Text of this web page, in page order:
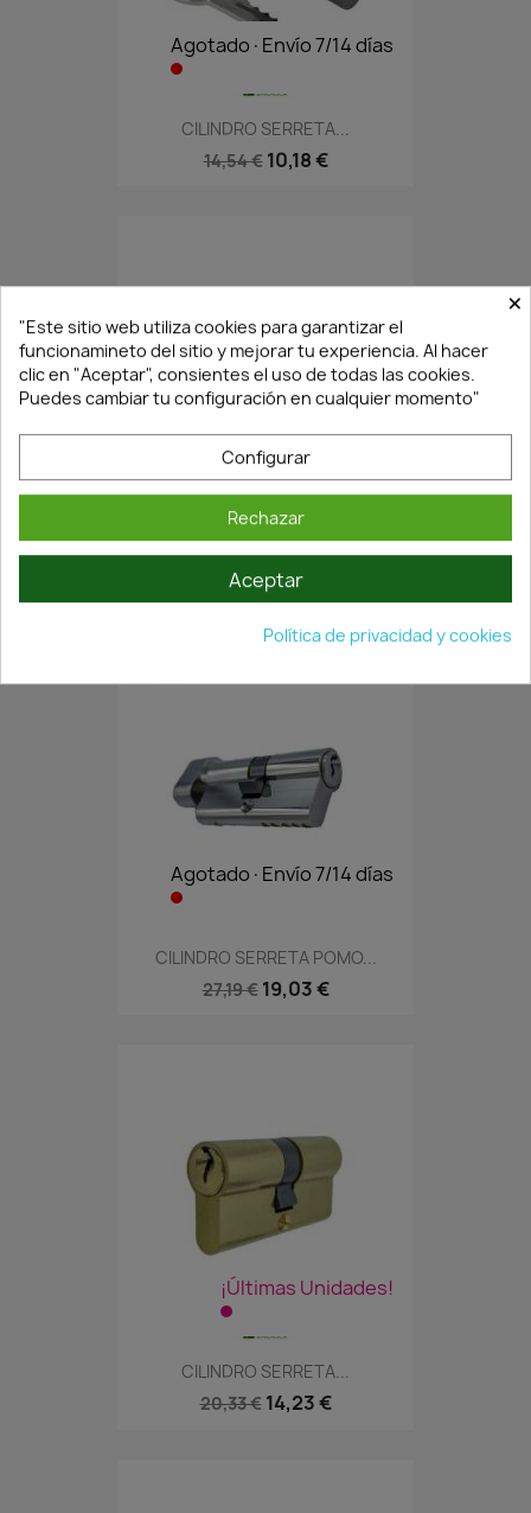
Agotado·Envío 7/14 días
CILINDRO SERRETA...
14,54 € 10,18 €
En Stock·Envío 24/48h
CILINDRO SERRETA...
28,31 € 19,82 €
Agotado·Envío 7/14 días
CILINDRO SERRETA POMO...
27,19 € 19,03 €
¡Últimas Unidades!
CILINDRO SERRETA...
20,33 € 14,23 €
×
"Este sitio web utiliza cookies para garantizar el
funcionamineto del sitio y mejorar tu experiencia. Al hacer
clic en "Aceptar", consientes el uso de todas las cookies.
Puedes cambiar tu configuración en cualquier momento"
Configurar
Rechazar
Aceptar
Política de privacidad y cookies